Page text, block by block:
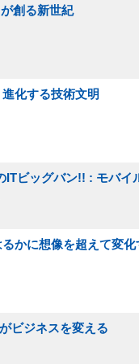
創る新世紀
化する技術文明
ITビッグバン!! : モバ
かに想像を超えて変
ビジネスを変える